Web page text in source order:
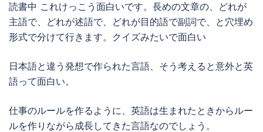
読書中 これけっこう面白いです。長めの文章の、どれが
主語で、どれが述語で、どれが目的語で副詞で、と穴埋め
形式で分けて行きます。クイズみたいで面白い
日本語と違う発想で作られた言語、そう考えると意外と英
語って面白い。
仕事のルールを作るように、英語は生まれたときからルー
ルを作りながら成長してきた言語なのでしょう。